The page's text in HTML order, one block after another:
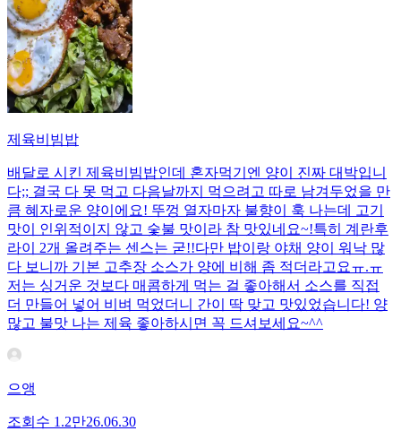
제육비빔밥
배달로 시킨 제육비빔밥인데 혼자먹기엔 양이 진짜 대박입니
다;; 결국 다 못 먹고 다음날까지 먹으려고 따로 남겨두었을 만
큼 혜자로운 양이에요! 뚜껑 열자마자 불향이 훅 나는데 고기
맛이 인위적이지 않고 숯불 맛이라 참 맛있네요~!특히 계란후
라이 2개 올려주는 센스는 굳!! ​다만 밥이랑 야채 양이 워낙 많
다 보니까 기본 고추장 소스가 양에 비해 좀 적더라고요ㅠ.ㅠ
저는 싱거운 것보다 매콤하게 먹는 걸 좋아해서 소스를 직접
더 만들어 넣어 비벼 먹었더니 간이 딱 맞고 맛있었습니다! 양
많고 불맛 나는 제육 좋아하시면 꼭 드셔보세요~^^
으앵
조회수 1.2만26.06.30